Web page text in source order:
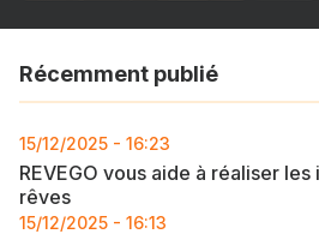
Récemment publié
15/12/2025 - 16:23
REVEGO vous aide à réaliser
rêves
15/12/2025 - 16:13